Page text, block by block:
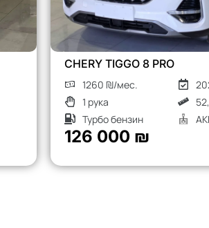
NISSAN X-TRAIL
480 ₪/мес.
Турбо дизель
48 000 ₪